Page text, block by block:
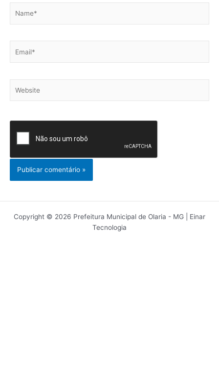
Copyright © 2026 Prefeitura Municipal de Olaria - MG | Einar
Tecnologia